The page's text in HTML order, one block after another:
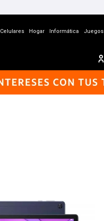
Celulares Hogar Informática Juegos